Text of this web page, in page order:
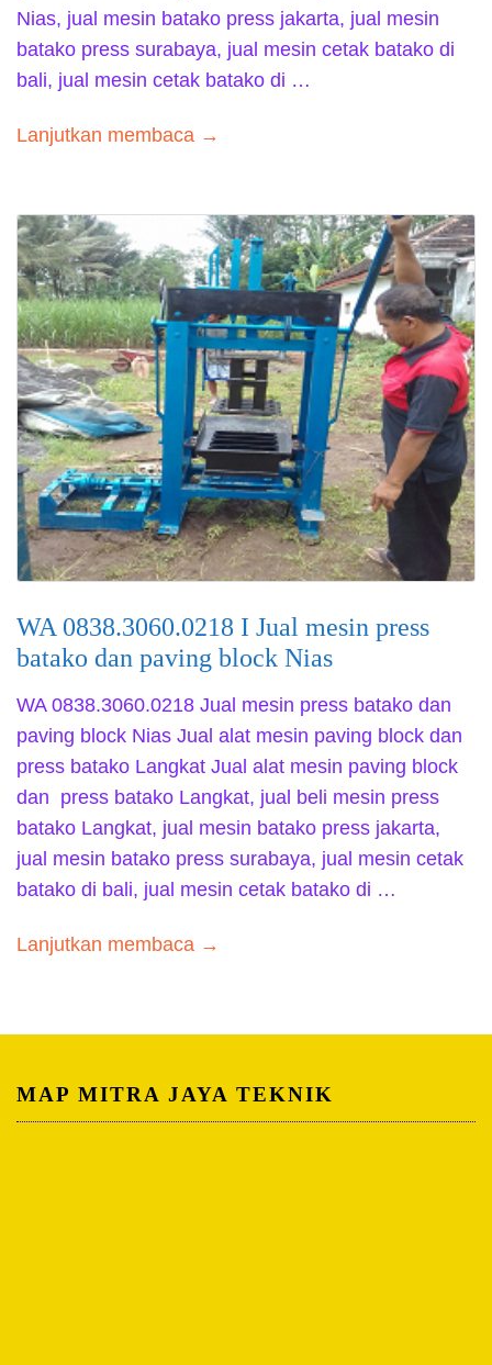
Nias, jual mesin batako press jakarta, jual mesin
batako press surabaya, jual mesin cetak batako di
bali, jual mesin cetak batako di …
Lanjutkan membaca →
WA 0838.3060.0218 I Jual mesin press
batako dan paving block Nias
WA 0838.3060.0218 Jual mesin press batako dan
paving block Nias Jual alat mesin paving block dan
press batako Langkat Jual alat mesin paving block
dan press batako Langkat, jual beli mesin press
batako Langkat, jual mesin batako press jakarta,
jual mesin batako press surabaya, jual mesin cetak
batako di bali, jual mesin cetak batako di …
Lanjutkan membaca →
MAP MITRA JAYA TEKNIK